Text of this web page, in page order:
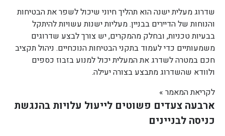
שדרוג מעלית ישנה הוא תהליך חיוני שיכול לשפר את הבטיחות
והנוחות של הדיירים בבניין. מעליות ישנות עשויות להיתקל
בבעיות טכניות, ובחלק מהמקרים, יש צורך לבצע שדרוגים
משמעותיים כדי לעמוד בתקני הבטיחות הנוכחיים. ניהול תקציב
חכם במטרה לשדרג את המעלית יכול למנוע בזבוז כספים
ולוודא שהשדרוג מתבצע בצורה יעילה.
לקריאת המאמר »
ארבעה צעדים פשוטים לייעול עלויות בהנגשת
כניסה לבניינים